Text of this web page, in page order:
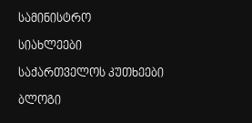
სამინისტრო
სიახლეები
საქართველოს კუთხეები
ბლოგი